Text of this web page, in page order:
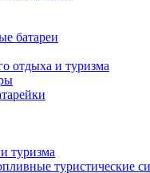
батареи
отдыха и туризма
туризма
туристические